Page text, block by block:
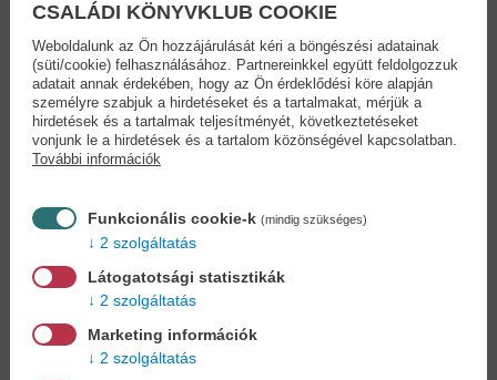
Adatelemzés
Pythonnal -...
John Paul Mueller
26,29 €23,90 €
CSALÁDI KÖNYVKLUB COOKIE
Weboldalunk az Ön hozzájárulását kéri a böngészési adatainak
(süti/cookie) felhasználásához. Partnereinkkel együtt feldolgozzuk
adatait annak érdekében, hogy az Ön érdeklődési köre alapján
személyre szabjuk a hirdetéseket és a tartalmakat, mérjük a
hirdetések és a tartalmak teljesítményét, következtetéseket
vonjunk le a hirdetések és a tartalom közönségével kapcsolatban.
További információk
Funkcionális cookie-k (mindig szükséges)
2 szolgáltatás
Látogatotsági statisztikák
2 szolgáltatás
Marketing információk
2 szolgáltatás